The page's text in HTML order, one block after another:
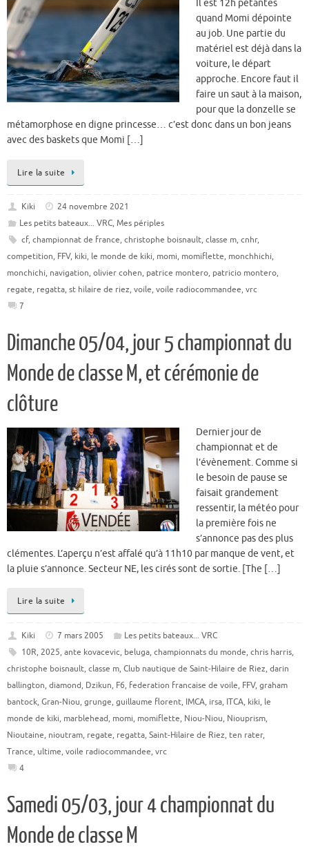
Il est 12h pétantes
quand Momi dépointe
au job. Une partie du
matériel est déjà dans la
voiture, le départ
approche. Encore faut il
faire un saut à la maison,
pour que la donzelle se
métamorphose en digne princesse… c’est donc dans un bon jeans
avec des baskets que Momi […]
Lire la suite
Kiki
24 novembre 2021
Les petits bateaux... VRC, Mes périples
cf, championnat de france, christophe boisnault, classe m, cnhr,
competition, FFV, kiki, le monde de kiki, momi, momiflette, monchhichi,
monchichi, navigation, olivier cohen, patrice montero, patricio montero,
regate, regatta, st hilaire de riez, voile, voile radiocommandee, vrc
7
Dimanche 05/04, jour 5 championnat du
Monde de classe M, et cérémonie de
clôture
Dernier jour de
championnat et de
l’évènement. Comme si
le besoin de pause se
faisait grandement
ressentir, la météo pour
la première fois ne
s’annonce pas des plus
clémentes. L’aperçu n’est affalé qu’à 11h10 par manque de vent, et
la pluie s’annonce. Secteur NE, les cirés sont de sortie. [The […]
Lire la suite
Kiki 7 mars 2005
Les petits bateaux... VRC
10R, 2025, ante kovacevic, beluga, championnats du monde, chris harris,
christophe boisnault, classe m, Club nautique de Saint-Hilaire de Riez, darin
ballington, diamond, Dzikun, F6, federation francaise de voile, FFV, graham
bantock, Gran-Niou, grunge, guillaume florent, IMCA, irsa, ITCA, kiki, le
monde de kiki, marblehead, momi, momiflette, Niou-Niou, Niouprism,
Nioutaine, nioutram, regate, regatta, Saint-Hilaire de Riez, ten rater,
Trance, ultime, voile radiocommandee, vrc
4
Samedi 05/03, jour 4 championnat du
Monde de classe M